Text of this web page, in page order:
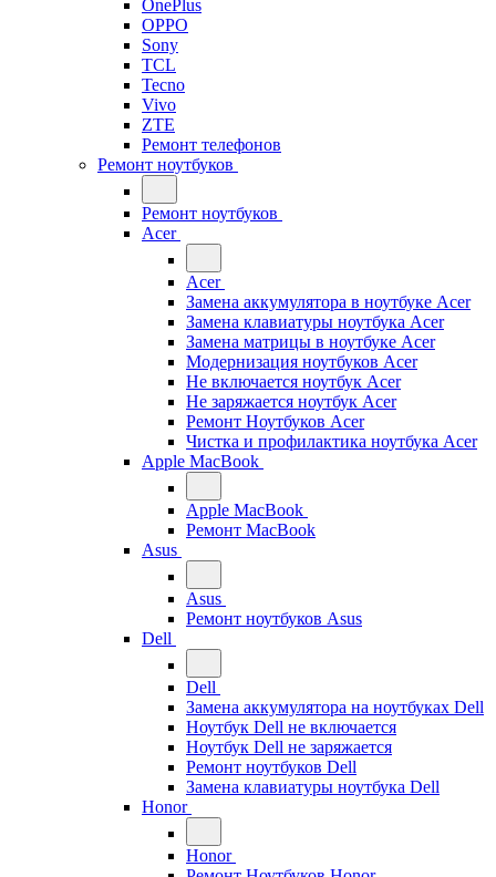
OnePlus
OPPO
Sony
TCL
Tecno
Vivo
ZTE
Ремонт телефонов
Ремонт ноутбуков
Ремонт ноутбуков
Acer
Acer
Замена аккумулятора в ноутбуке Acer
Замена клавиатуры ноутбука Acer
Замена матрицы в ноутбуке Acer
Модернизация ноутбуков Acer
Не включается ноутбук Acer
Не заряжается ноутбук Acer
Ремонт Ноутбуков Acer
Чистка и профилактика ноутбука Acer
Apple MacBook
Apple MacBook
Ремонт MacBook
Asus
Asus
Ремонт ноутбуков Asus
Dell
Dell
Замена аккумулятора на ноутбуках Dell
Ноутбук Dell не включается
Ноутбук Dell не заряжается
Ремонт ноутбуков Dell
Замена клавиатуры ноутбука Dell
Honor
Honor